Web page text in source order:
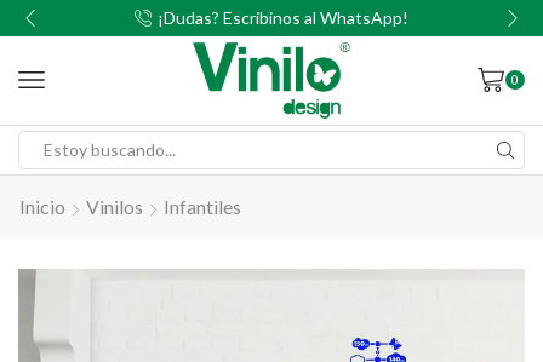
¡Dudas? Escribinos al WhatsApp!
0
Inicio Vinilos Infantiles